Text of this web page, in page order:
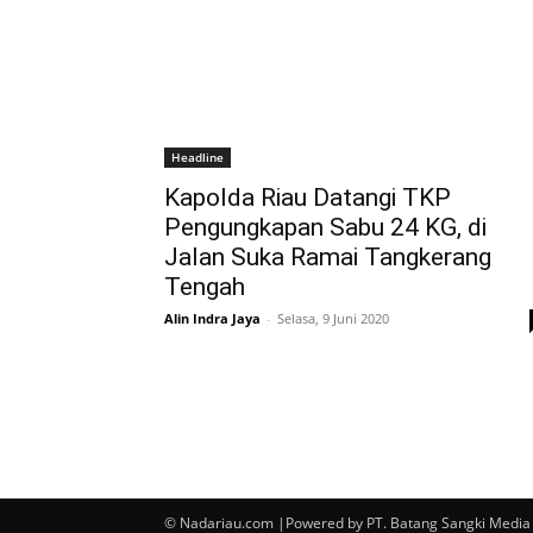
Headline
Kapolda Riau Datangi TKP
Pengungkapan Sabu 24 KG, di
Jalan Suka Ramai Tangkerang
Tengah
Alin Indra Jaya - Selasa, 9 Juni 2020
© Nadariau.com |Powered by PT. Batang Sangki Media